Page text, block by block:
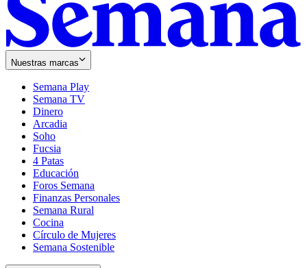
Nuestras marcas
Semana Play
Semana TV
Dinero
Arcadia
Soho
in
new
window
Fucsia
in
new
window
4 Patas
Educación
Foros Semana
Finanzas Personales
Semana Rural
Cocina
Círculo de Mujeres
Semana Sostenible